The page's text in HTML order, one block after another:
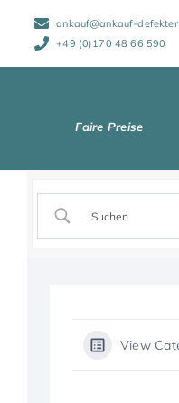
Inhalt
springen
ankauf@ankauf-
+49 (0)170 48 66 590
View